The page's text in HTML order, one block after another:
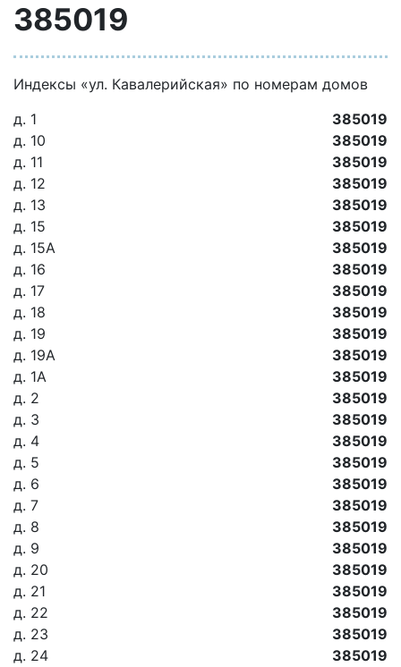
385019
Индексы «ул. Кавалерийская» по номерам домов
д. 1
385019
д. 10
385019
д. 11
385019
д. 12
385019
д. 13
385019
д. 15
385019
д. 15А
385019
д. 16
385019
д. 17
385019
д. 18
385019
д. 19
385019
д. 19А
385019
д. 1А
385019
д. 2
385019
д. 3
385019
д. 4
385019
д. 5
385019
д. 6
385019
д. 7
385019
д. 8
385019
д. 9
385019
д. 20
385019
д. 21
385019
д. 22
385019
д. 23
385019
д. 24
385019